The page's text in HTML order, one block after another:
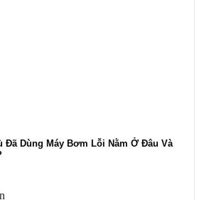
Đã Dùng Máy Bơm Lỗi Nằm Ở Đâu Và